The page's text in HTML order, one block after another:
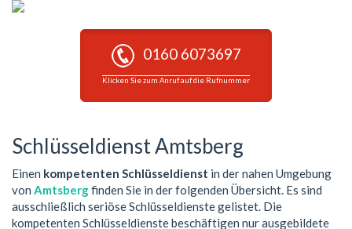
0160 6073697
Klicken Sie zum Anruf auf die Rufnummer
Schlüsseldienst Amtsberg
Einen kompetenten Schlüsseldienst in der nahen Umgebung
von Amtsbergfinden Sie in der folgenden Übersicht. Es sind
ausschließlich seriöse Schlüsseldienste gelistet. Die
kompetenten Schlüsseldienste beschäftigen nur ausgebildete